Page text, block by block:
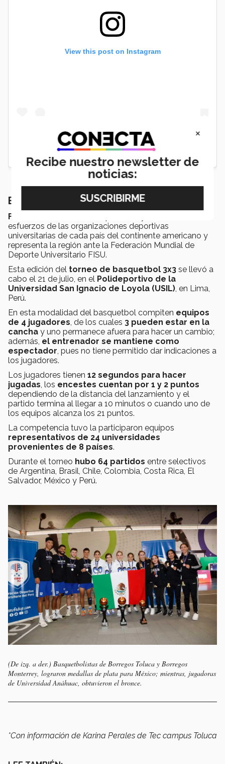
View this post on Instagram
El torneo FISU América 3x3 Lima 2022
FISU América
esfuerzos de las organizaciones deportivas
universitarias de cada país del continente americano y
representa la región ante la Federación Mundial de
Deporte Universitario FISU.
Esta edición del torneo de basquetbol 3x3 se llevó a
cabo el 21 de julio, en el Polideportivo de la
Universidad San Ignacio de Loyola (USIL), en Lima,
Perú.
En esta modalidad del basquetbol compiten equipos
de 4 jugadores, de los cuales 3 pueden estar en la
cancha y uno permanece afuera para hacer un cambio;
además, el entrenador se mantiene como
espectador, pues no tiene permitido dar indicaciones a
los jugadores.
Los jugadores tienen 12 segundos para hacer
jugadas, los encestes cuentan por 1 y 2 puntos
dependiendo de la distancia del lanzamiento y el
partido termina al llegar a 10 minutos o cuando uno de
los equipos alcanza los 21 puntos.
La competencia tuvo la participaron equipos
representativos de 24 universidades
provenientes de 8 países.
Durante el torneo hubo 64 partidos entre selectivos
de Argentina, Brasil, Chile, Colombia, Costa Rica, El
Salvador, México y Perú.
(De izq. a der.) Basquetbolistas de Borregos Toluca y Borregos
Monterrey, lograron medallas de plata para México; mientras, jugadoras
de Universidad Anáhuac, obtuvieron el bronce.
*Con información de Karina Perales de Tec campus Toluca
×
Recibe nuestro newsletter de
noticias: